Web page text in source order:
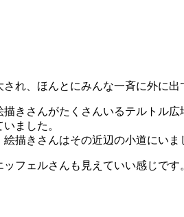
れ、ほんとにみんな一斉に外に出
きさんがたくさんいるテルトル広
ました。
描きさんはその近辺の小道にいま
フェルさんも見えていい感じです